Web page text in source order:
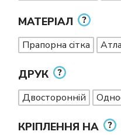
МАТЕРІАЛ
Прапорна сітка
ДРУК
Двосторонній
КРІПЛЕННЯ НА